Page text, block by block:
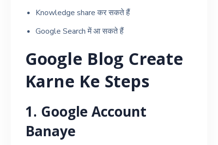
Knowledge share कर सकते हैं
Google Search में आ सकते हैं
Google Blog Create
Karne Ke Steps
1. Google Account
Banaye